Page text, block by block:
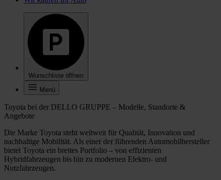
Wunschliste öffnen
Menü
Toyota bei der DELLO GRUPPE – Modelle, Standorte &
Angebote
Die Marke Toyota steht weltweit für Qualität, Innovation und
nachhaltige Mobilität. Als einer der führenden Automobilhersteller
bietet Toyota ein breites Portfolio – von effizienten
Hybridfahrzeugen bis hin zu modernen Elektro- und
Nutzfahrzeugen.